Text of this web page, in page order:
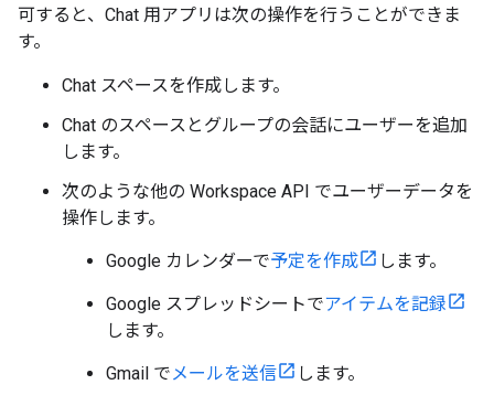
可すると、Chat 用アプリは次の操作を行うことができま
す。
Chat スペースを作成します。
Chat のスペースとグループの会話にユーザーを追加
します。
次のような他の Workspace API でユーザーデータを
操作します。
Google カレンダーで予定を作成 します。
Google スプレッドシートでアイテムを記録
します。
Gmail でメールを送信 します。